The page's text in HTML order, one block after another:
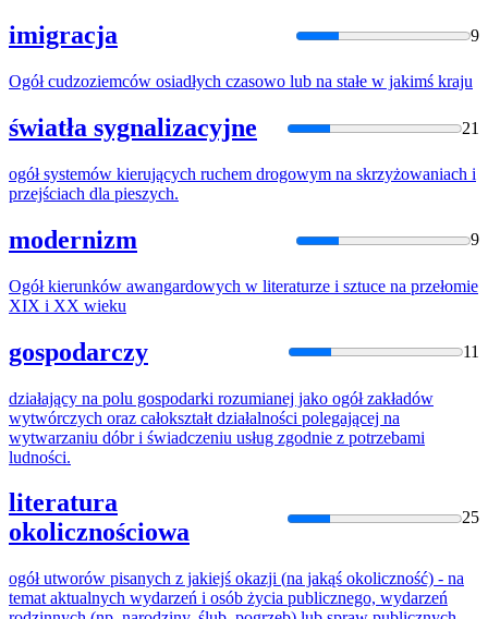
imigracja 9
Ogółcudzoziemców osiadłych czasowo lub na stałe w jakimś kraju
światła sygnalizacyjne 21
ogółsystemów kierujących ruchem drogowym na skrzyżowaniach i
przejściach dla pieszych.
modernizm 9
Ogółkierunków awangardowych w literaturze i sztuce na przełomie
XIX i XX wieku
gospodarczy 11
działający na polu gospodarki rozumianej jako ogółzakładów
wytwórczych oraz całokształt działalności polegającej na
wytwarzaniu dóbr i świadczeniu usług zgodnie z potrzebami
ludności.
literatura
okolicznościowa
25
ogółutworów pisanych z jakiejś okazji (na jakąś okoliczność) - na
temat aktualnych wydarzeń i osób życia publicznego, wydarzeń